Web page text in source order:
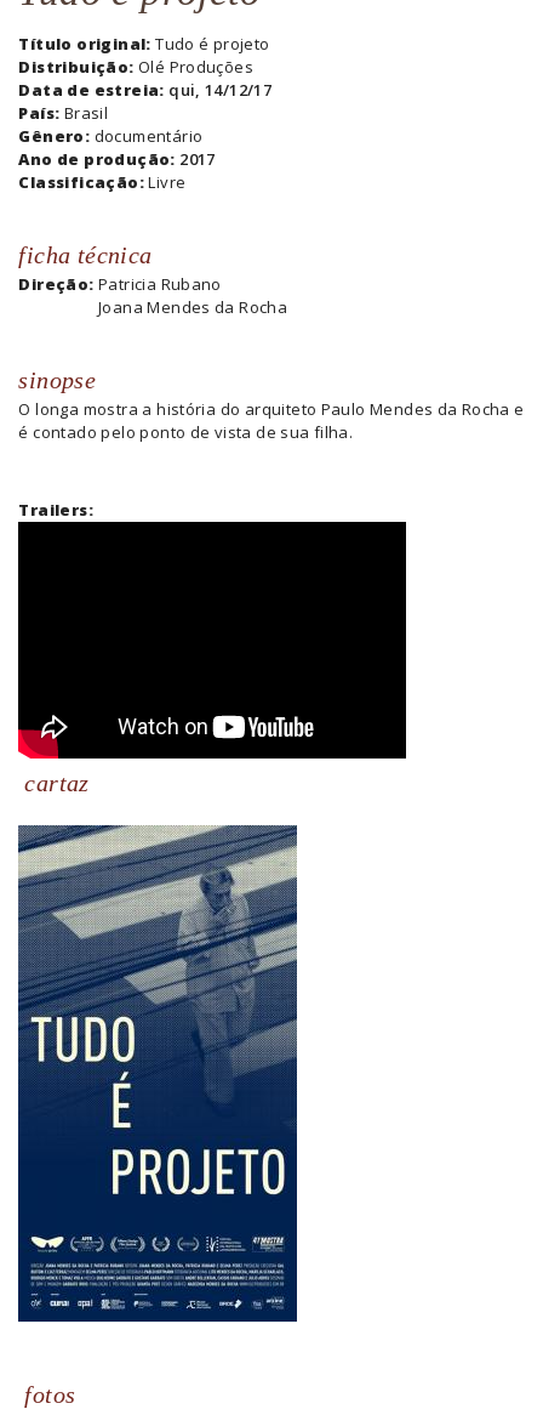
Título original:Tudo é projeto
Distribuição: Olé Produções
Data de estreia: qui, 14/12/17
País: Brasil
Gênero: documentário
Ano de produção: 2017
Classificação:Livre
ficha técnica
Direção: Patricia Rubano
Joana Mendes da Rocha
sinopse
O longa mostra a história do arquiteto Paulo Mendes da Rocha e
é contado pelo ponto de vista de sua filha.
Trailers:
cartaz
fotos